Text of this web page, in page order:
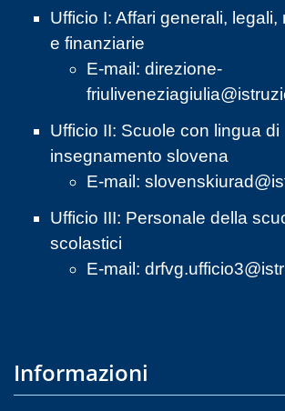
Ufficio I: Affari generali,
e finanziarie
E-mail: direzione-
Ufficio II: Scuole con lingua di
insegnamento slovena
E-mail:
Ufficio III: Personale della
scolastici
E-mail:
Informazioni